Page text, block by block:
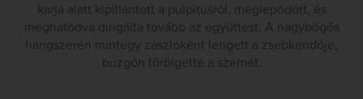
karja alatt kipillantott a pulpitusról, meglepődött, és
meghatódva dirigálta tovább az együttest. A nagybőgős
hangszerén mintegy zászlóként lengett a zsebkendője,
buzgón törölgette a szemét.